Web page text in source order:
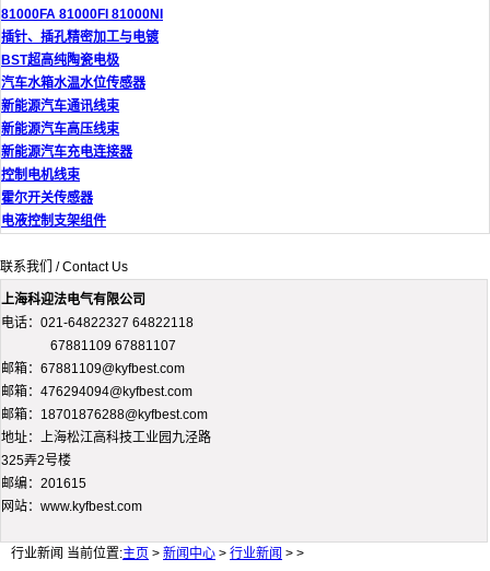
81000FA 81000FI 81000NI
插针、插孔精密加工与电镀
BST超高纯陶瓷电极
汽车水箱水温水位传感器
新能源汽车通讯线束
新能源汽车高压线束
新能源汽车充电连接器
控制电机线束
霍尔开关传感器
电液控制支架组件
联系我们 / Contact Us
上海科迎法电气有限公司
电话：021-64822327 64822118
67881109 67881107
邮箱：67881109@kyfbest.com
邮箱：476294094@kyfbest.com
邮箱：18701876288@kyfbest.com
地址：上海松江高科技工业园九泾路
325弄2号楼
邮编：201615
网站：www.kyfbest.com
行业新闻 当前位置:主页 > 新闻中心 > 行业新闻 > >